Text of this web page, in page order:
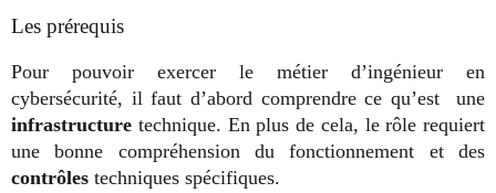
Les prérequis
Pour pouvoir exercer le métier d’ingénieur en
cybersécurité, il faut d’abord comprendre ce qu’est une
infrastructure technique. En plus de cela, le rôle requiert
une bonne compréhension du fonctionnement et des
contrôles techniques spécifiques.